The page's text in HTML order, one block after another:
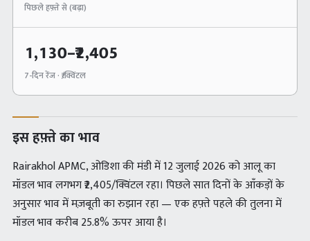
पिछले हफ़्ते से (बढ़ा)
1,130–₹2,405
7-दिन रेंज · ₹/क्विंटल
इस हफ़्ते का भाव
Rairakhol APMC, ओडिशा की मंडी में 12 जुलाई 2026 को आलू का
मॉडल भाव लगभग ₹2,405/क्विंटल रहा। पिछले सात दिनों के आँकड़ों के
अनुसार भाव में मज़बूती का रुझान रहा — एक हफ़्ते पहले की तुलना में
मॉडल भाव करीब 25.8% ऊपर आया है।